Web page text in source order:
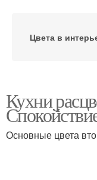
Цвета в
Кухни
Основные цвета